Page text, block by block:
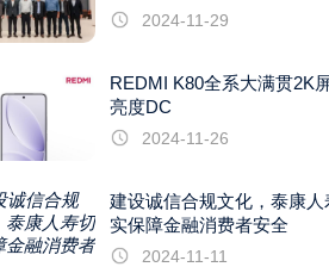
展
2024-11-29
REDMI K80全系大满贯2K
亮度DC
2024-11-26
建设诚信合规文化，泰康人
实保障金融消费者安全
2024-11-11